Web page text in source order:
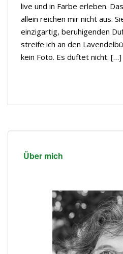
live und in Farbe erleben.
allein reichen mir nicht aus.
einzigartig, beruhigenden
streife ich an den
kein Foto. Es duftet nicht. […]
Über mich